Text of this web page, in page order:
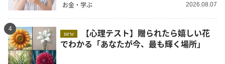
お金・学ぶ 2026.08.07
4
new
でわかる「あなたが今、最も輝く場所」